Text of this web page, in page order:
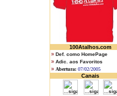
100Atalhos.com
» Def. como HomePage
» Adic. aos Favoritos
» Abertura: 07/02/2005
Canais